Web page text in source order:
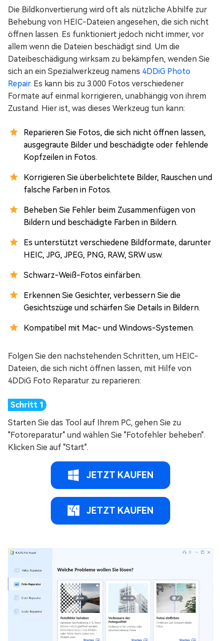
Die Bildkonvertierung wird oft als nützliche Abhilfe zur
Behebung von HEIC-Dateien angesehen, die sich nicht
öffnen lassen. Es funktioniert jedoch nicht immer, vor
allem wenn die Dateien beschädigt sind. Um die
Dateibeschädigung wirksam zu bekämpfen, wenden Sie
sich an ein Spezialwerkzeug namens 4DDiG Photo
Repair. Es kann bis zu 3.000 Fotos verschiedener
Formate auf einmal korrigieren, unabhängig von ihrem
Zustand. Hier ist, was dieses Werkzeug tun kann:
Reparieren Sie Fotos, die sich nicht öffnen lassen,
ausgegraute Bilder und beschädigte oder fehlende
Kopfzeilen in Fotos.
Korrigieren Sie überbelichtete Bilder, Rauschen und
falsche Farben in Fotos.
Beheben Sie Fehler beim Zusammenfügen von
Bildern und beschädigte Farben in Bildern.
Es unterstützt verschiedene Bildformate, darunter
HEIC, JPG, JPEG, PNG, RAW, SRW usw.
Schwarz-Weiß-Fotos einfärben.
Erkennen Sie Gesichter, verbessern Sie die
Gesichtszüge und schärfen Sie Details in Bildern.
Kompatibel mit Mac- und Windows-Systemen.
Folgen Sie den nachstehenden Schritten, um HEIC-
Dateien, die sich nicht öffnen lassen, mit Hilfe von
4DDiG Foto Reparatur zu reparieren:
Starten Sie das Tool auf Ihrem PC, gehen Sie zu
"Fotoreparatur" und wählen Sie "Fotofehler beheben".
Klicken Sie auf "Start".
JETZT KAUFEN
JETZT KAUFEN